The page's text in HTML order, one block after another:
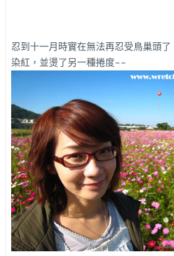
忍到十一月時實在無法再忍受鳥巢頭了
染紅，並燙了另一種捲度~~